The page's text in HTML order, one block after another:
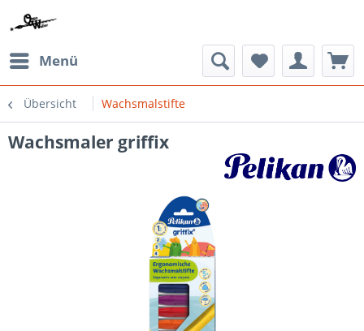
Menü
Übersicht Wachsmalstifte
Wachsmaler griffix